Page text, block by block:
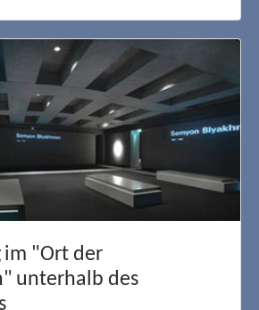
im "Ort der
unterhalb des